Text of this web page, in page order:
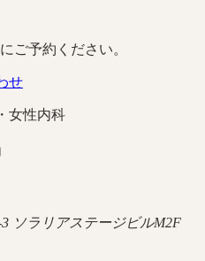
ご予約ください。
せ
女性内科
ソラリアステージビルM2F